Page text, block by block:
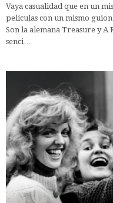
Vaya casualidad que en un
películas con un mismo
Son la alemana Treasure y A
senci…